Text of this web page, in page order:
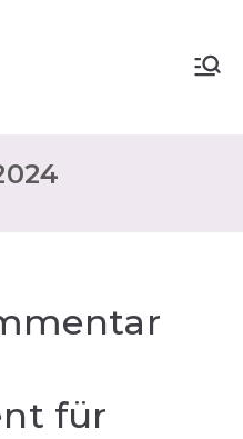
für